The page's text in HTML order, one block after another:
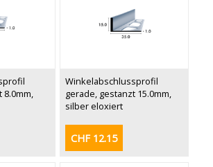
8.0mm,
Winkelabschlussprofil
gerade, gestanzt 15.0mm,
silber eloxiert
CHF 12.15